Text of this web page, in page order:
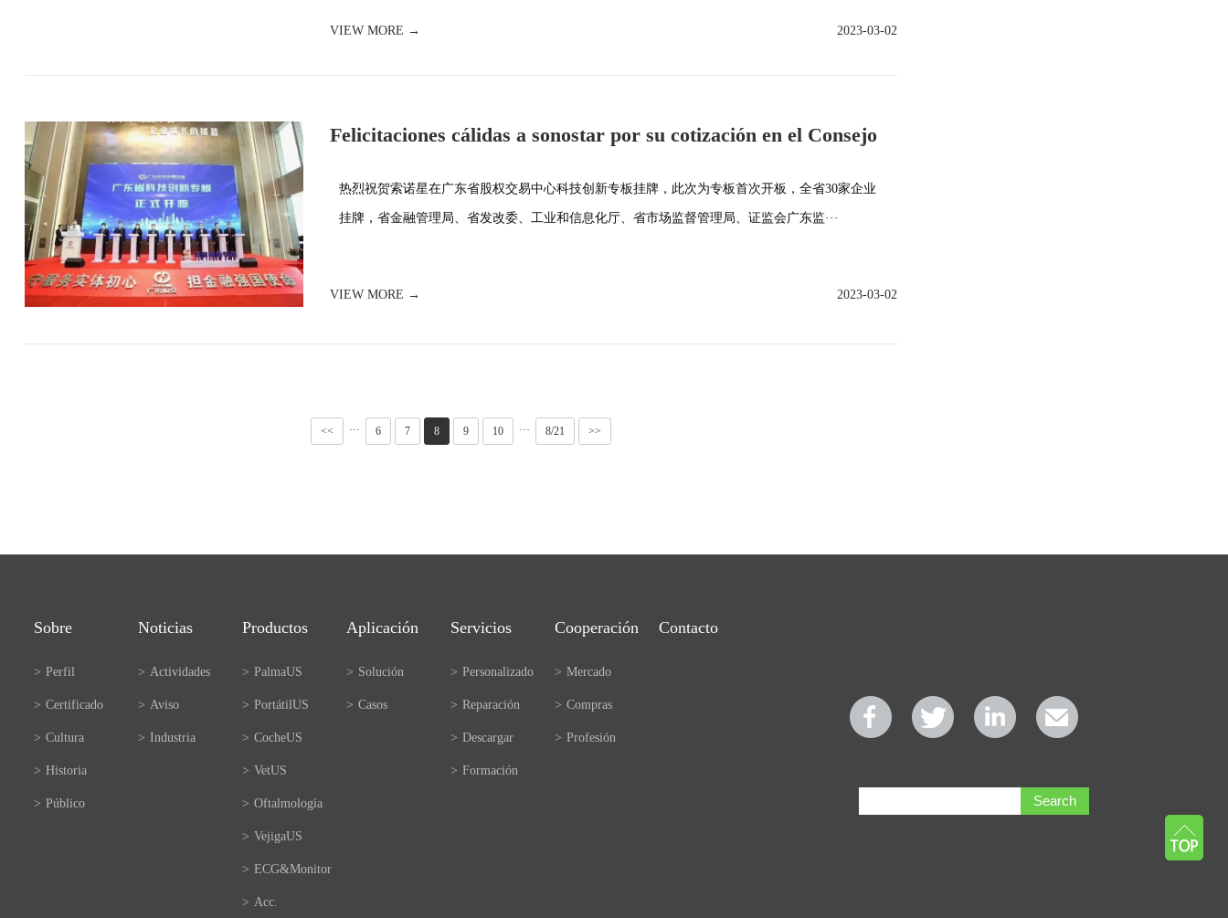
VIEW MORE → 2023-03-02
Felicitaciones cálidas a sonostar por su cotización en el Consejo
热烈祝贺索诺星在广东省股权交易中心科技创新专板挂牌，此次为专板首次开板，全省30家企业
挂牌，省金融管理局、省发改委、工业和信息化厅、省市场监督管理局、证监会广东监···
VIEW MORE → 2023-03-02
<< ··· 6 7 8 9 10 ··· 8/21 >>
Sobre
> Perfil
> Certificado
> Cultura
> Historia
> Público
Noticias
> Actividades
> Aviso
> Industria
Productos
> PalmaUS
> PortátilUS
> CocheUS
> VetUS
> Oftalmología
> VejigaUS
> ECG&Monitor
> Acc.
Aplicación
> Solución
> Casos
Servicios
> Personalizado
> Reparación
> Descargar
> Formación
Cooperación
> Mercado
> Compras
> Profesión
Contacto
Search